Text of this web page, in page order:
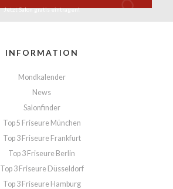
Jetzt Salongratis eintragen!
INFORMATION
Mondkalender
News
Salonfinder
Top 5 Friseure München
Top 3 Friseure Frankfurt
Top 3 Friseure Berlin
Top 3 Friseure Düsseldorf
Top 3 Friseure Hamburg